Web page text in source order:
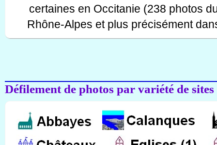
certaines en Occitanie (238 photos
Rhône-Alpes et plus précisément
Défilement de photos par variété de